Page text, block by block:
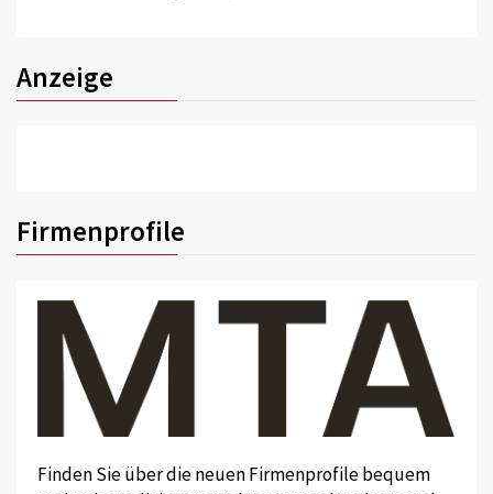
Anzeige
Firmenprofile
Finden Sie über die neuen Firmenprofile bequem